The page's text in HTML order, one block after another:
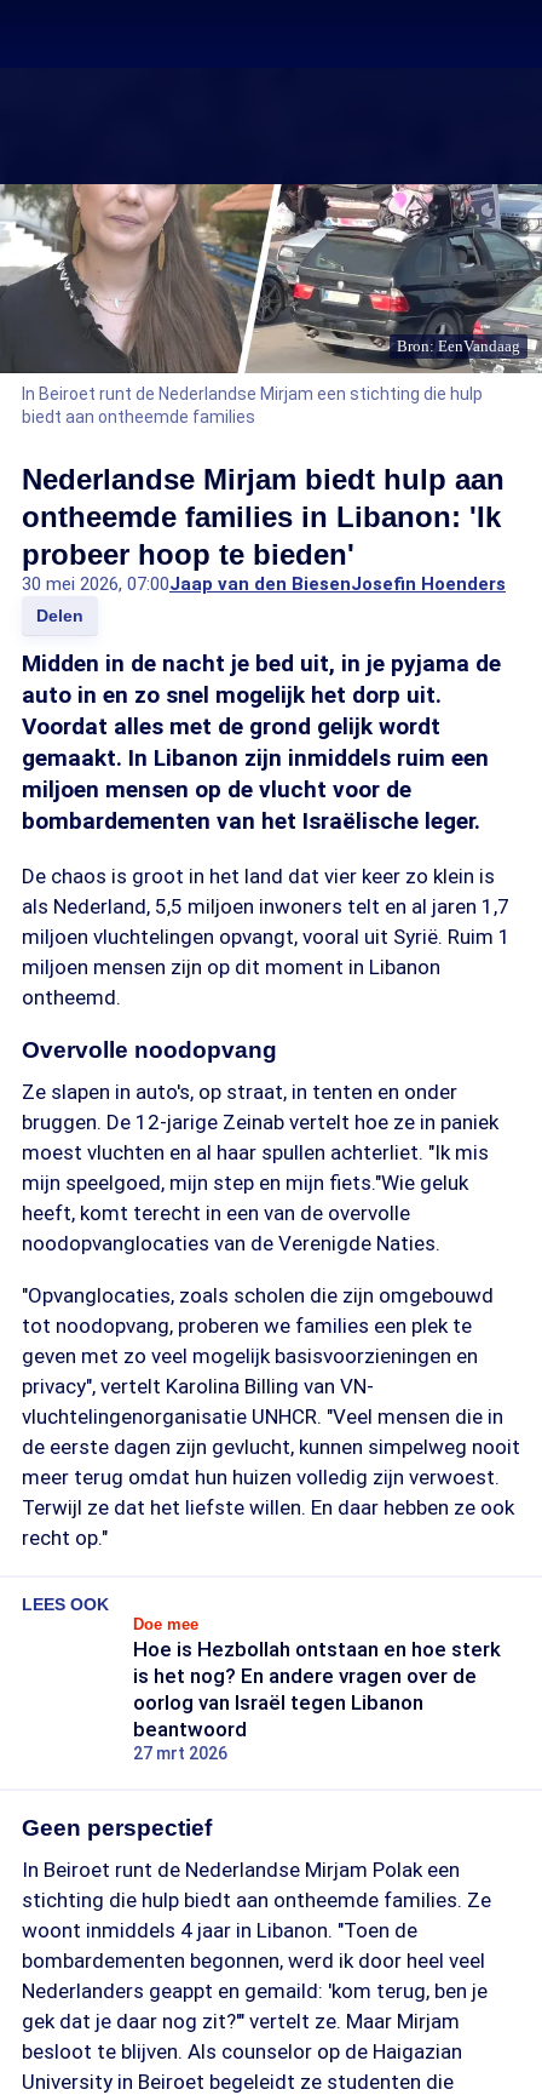
Bron: EenVandaag
In Beiroet runt de Nederlandse Mirjam een stichting die hulp
biedt aan ontheemde families
Nederlandse Mirjam biedt hulp aan
ontheemde families in Libanon: 'Ik
probeer hoop te bieden'
30 mei 2026, 07:00Jaap van den BiesenJosefin Hoenders
Delen
Midden in de nacht je bed uit, in je pyjama de
auto in en zo snel mogelijk het dorp uit.
Voordat alles met de grond gelijk wordt
gemaakt. In Libanon zijn inmiddels ruim een
miljoen mensen op de vlucht voor de
bombardementen van het Israëlische leger.
De chaos is groot in het land dat vier keer zo klein is
als Nederland, 5,5 miljoen inwoners telt en al jaren 1,7
miljoen vluchtelingen opvangt, vooral uit Syrië. Ruim 1
miljoen mensen zijn op dit moment in Libanon
ontheemd.
Overvolle noodopvang
Ze slapen in auto's, op straat, in tenten en onder
bruggen. De 12-jarige Zeinab vertelt hoe ze in paniek
moest vluchten en al haar spullen achterliet. "Ik mis
mijn speelgoed, mijn step en mijn fiets."Wie geluk
heeft, komt terecht in een van de overvolle
noodopvanglocaties van de Verenigde Naties.
"Opvanglocaties, zoals scholen die zijn omgebouwd
tot noodopvang, proberen we families een plek te
geven met zo veel mogelijk basisvoorzieningen en
privacy", vertelt Karolina Billing van VN-
vluchtelingenorganisatie UNHCR. "Veel mensen die in
de eerste dagen zijn gevlucht, kunnen simpelweg nooit
meer terug omdat hun huizen volledig zijn verwoest.
Terwijl ze dat het liefste willen. En daar hebben ze ook
recht op."
LEES OOK
Doe mee
Hoe is Hezbollah ontstaan en hoe sterk
is het nog? En andere vragen over de
oorlog van Israël tegen Libanon
beantwoord
27 mrt 2026
Geen perspectief
In Beiroet runt de Nederlandse Mirjam Polak een
stichting die hulp biedt aan ontheemde families. Ze
woont inmiddels 4 jaar in Libanon. "Toen de
bombardementen begonnen, werd ik door heel veel
Nederlanders geappt en gemaild: 'kom terug, ben je
gek dat je daar nog zit?'" vertelt ze. Maar Mirjam
besloot te blijven. Als counselor op de Haigazian
University in Beiroet begeleidt ze studenten die